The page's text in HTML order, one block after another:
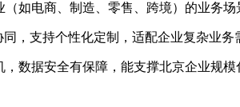
如电商、制造、零售、跨境）的业务场
，支持个性化定制，适配企业复杂业务
数据安全有保障，能支撑北京企业规模